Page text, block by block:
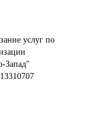
услуг по
Запад"